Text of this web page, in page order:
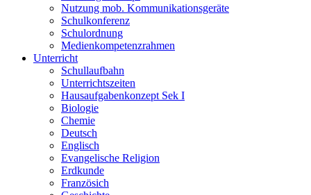
Nutzung mob. Kommunikationsgeräte
Schulkonferenz
Schulordnung
Medienkompetenzrahmen
Unterricht
Schullaufbahn
Unterrichtszeiten
Hausaufgabenkonzept Sek I
Biologie
Chemie
Deutsch
Englisch
Evangelische Religion
Erdkunde
Französich